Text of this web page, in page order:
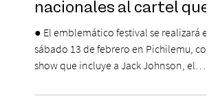
nacionales al cartel que
encabeza Jack Johnson
● El emblemático festival se realizará el
sábado 13 de febrero en Pichilemu, con un
show que incluye a Jack Johnson, el
El lunes 10 de agosto comienza la